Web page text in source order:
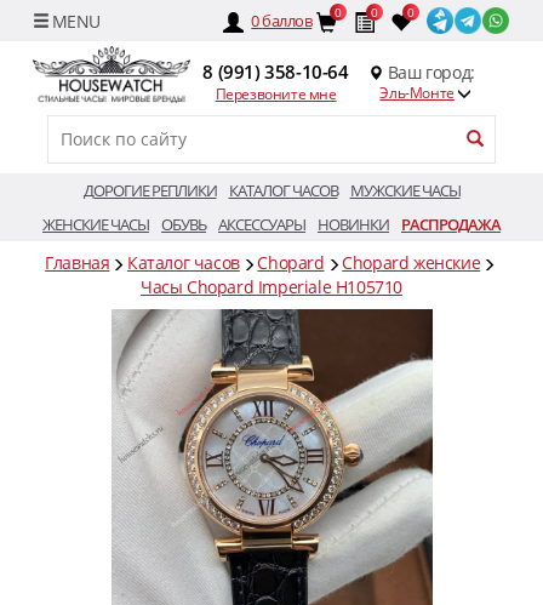
0баллов 0 0 0
8 (991) 358-10-64
Перезвоните мне
Ваш город:
Эль-Монте
ДОРОГИЕ РЕПЛИКИ КАТАЛОГ ЧАСОВ
МУЖСКИЕ ЧАСЫ
ЖЕНСКИЕ ЧАСЫ ОБУВЬ АКСЕССУАРЫ НОВИНКИ РАСПРОДАЖА
Главная Каталог часов Chopard
Chopard женские
Часы Chopard Imperiale H105710